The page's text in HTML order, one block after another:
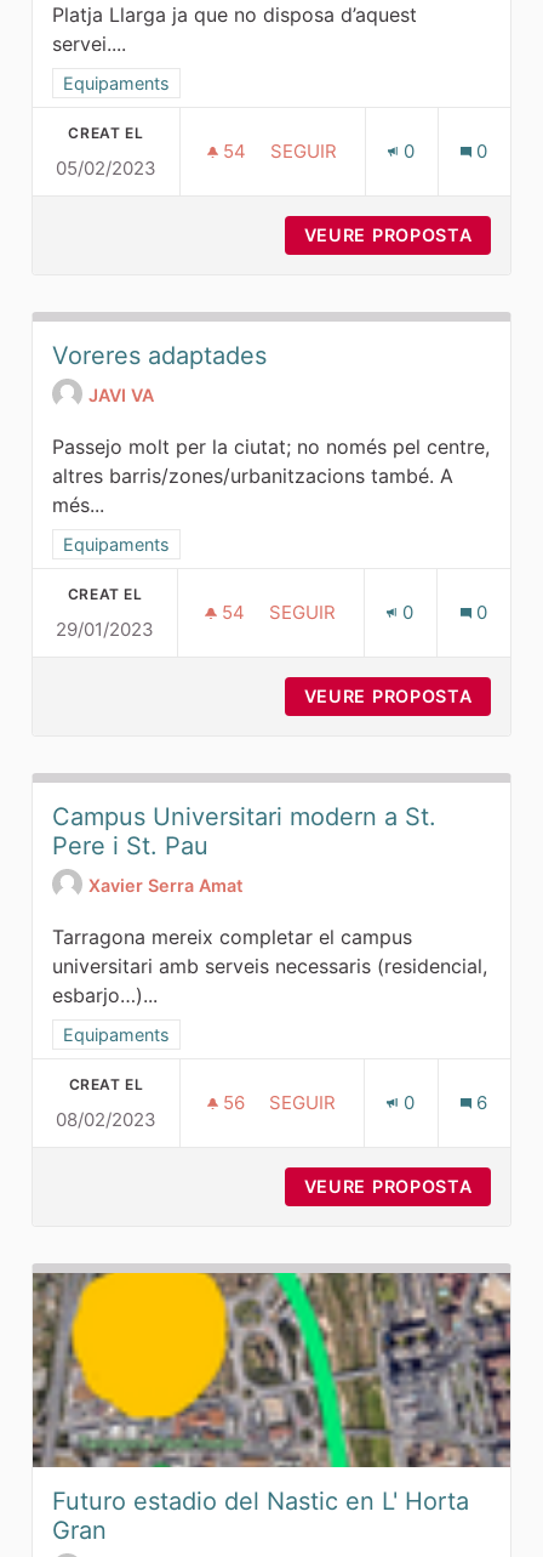
Platja Llarga ja que no disposa d’aquest
servei....
Resultats al filtrar per la categoria: Equipaments
Equipaments
CREAT EL
05/02/2023
54 54 SEGUIDORES
SEGUIR 0 0
VEURE PROPOSTA
Voreres adaptades
JAVI VA
Passejo molt per la ciutat; no només pel centre,
altres barris/zones/urbanitzacions també. A
més...
Resultats al filtrar per la categoria: Equipaments
Equipaments
CREAT EL
29/01/2023
54 54 SEGUIDORES
SEGUIR 0 0
VEURE PROPOSTA
Campus Universitari modern a St.
Pere i St. Pau
Xavier Serra Amat
Tarragona mereix completar el campus
universitari amb serveis necessaris (residencial,
esbarjo…)...
Resultats al filtrar per la categoria: Equipaments
Equipaments
CREAT EL
08/02/2023
56 56 SEGUIDORES
SEGUIR 0 6
VEURE PROPOSTA
Futuro estadio del Nastic en L' Horta
Gran